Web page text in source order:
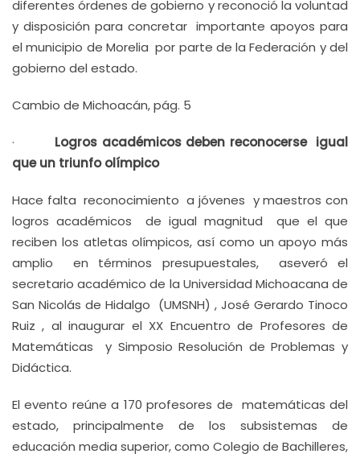
diferentes órdenes de gobierno y reconoció la voluntad
y disposición para concretar importante apoyos para
el municipio de Morelia por parte de la Federación y del
gobierno del estado.
Cambio de Michoacán, pág. 5
· Logros académicos deben reconocerse igual
que un triunfo olímpico
Hace falta reconocimiento a jóvenes y maestros con
logros académicos de igual magnitud que el que
reciben los atletas olímpicos, así como un apoyo más
amplio en términos presupuestales, aseveró el
secretario académico de la Universidad Michoacana de
San Nicolás de Hidalgo (UMSNH) , José Gerardo Tinoco
Ruiz , al inaugurar el XX Encuentro de Profesores de
Matemáticas y Simposio Resolución de Problemas y
Didáctica.
El evento reúne a 170 profesores de matemáticas del
estado, principalmente de los subsistemas de
educación media superior, como Colegio de Bachilleres,